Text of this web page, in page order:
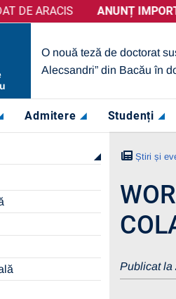
ANUNȚ IMPORTANT:UBc A
SELECȚIE
O nouă teză de doctorat
Alecsandri” din Bacău în
Admitere Studenți
Știri și
Publicat la